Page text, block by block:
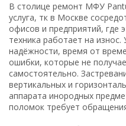
В столице ремонт МФУ
услуга, тк в Москве
офисов и предприятий, где
техника работает на износ.
надёжности, время от
ошибки, которые не
самостоятельно.
вертикальных и
аппарата инородных
поломок требует